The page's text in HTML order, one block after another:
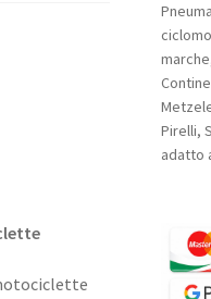
Pirelli,
adatto